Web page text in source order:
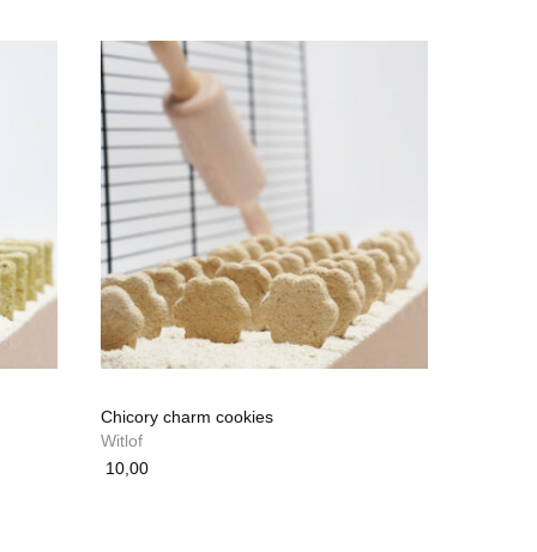
Chicory charm cookies
Witlof
10,00